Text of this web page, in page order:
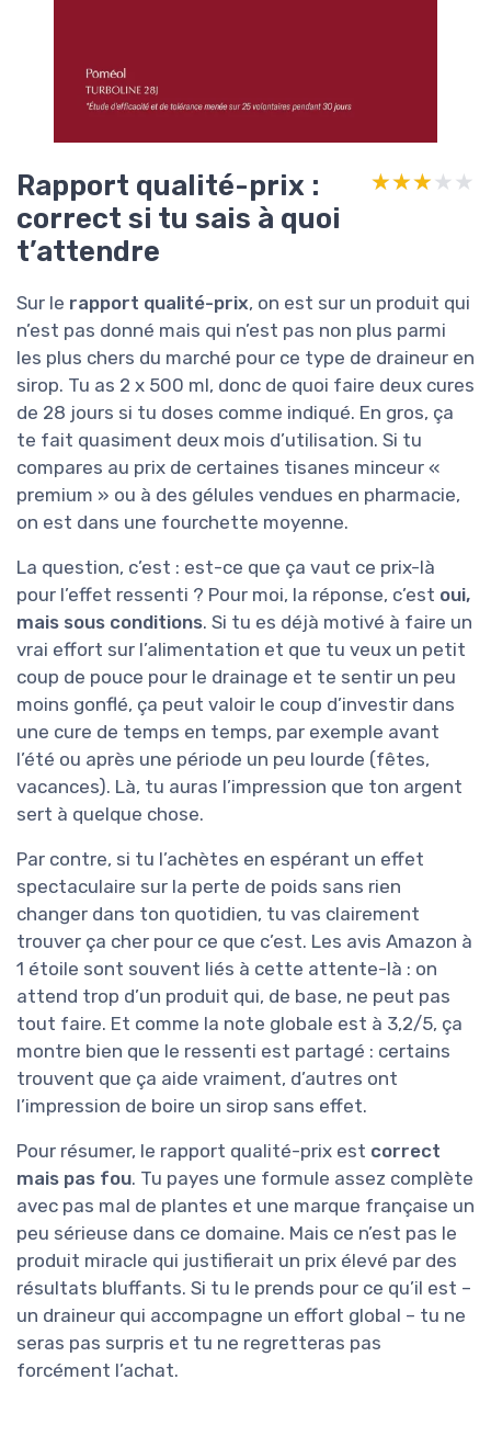
Rapport qualité-prix :
correct si tu sais à quoi
t’attendre
★★★★★
★★★★★
Sur le rapport qualité-prix, on est sur un produit qui
n’est pas donné mais qui n’est pas non plus parmi
les plus chers du marché pour ce type de draineur en
sirop. Tu as 2 x 500 ml, donc de quoi faire deux cures
de 28 jours si tu doses comme indiqué. En gros, ça
te fait quasiment deux mois d’utilisation. Si tu
compares au prix de certaines tisanes minceur «
premium » ou à des gélules vendues en pharmacie,
on est dans une fourchette moyenne.
La question, c’est : est-ce que ça vaut ce prix-là
pour l’effet ressenti ? Pour moi, la réponse, c’est oui,
mais sous conditions. Si tu es déjà motivé à faire un
vrai effort sur l’alimentation et que tu veux un petit
coup de pouce pour le drainage et te sentir un peu
moins gonflé, ça peut valoir le coup d’investir dans
une cure de temps en temps, par exemple avant
l’été ou après une période un peu lourde (fêtes,
vacances). Là, tu auras l’impression que ton argent
sert à quelque chose.
Par contre, si tu l’achètes en espérant un effet
spectaculaire sur la perte de poids sans rien
changer dans ton quotidien, tu vas clairement
trouver ça cher pour ce que c’est. Les avis Amazon à
1 étoile sont souvent liés à cette attente-là : on
attend trop d’un produit qui, de base, ne peut pas
tout faire. Et comme la note globale est à 3,2/5, ça
montre bien que le ressenti est partagé : certains
trouvent que ça aide vraiment, d’autres ont
l’impression de boire un sirop sans effet.
Pour résumer, le rapport qualité-prix est correct
mais pas fou. Tu payes une formule assez complète
avec pas mal de plantes et une marque française un
peu sérieuse dans ce domaine. Mais ce n’est pas le
produit miracle qui justifierait un prix élevé par des
résultats bluffants. Si tu le prends pour ce qu’il est –
un draineur qui accompagne un effort global – tu ne
seras pas surpris et tu ne regretteras pas
forcément l’achat.